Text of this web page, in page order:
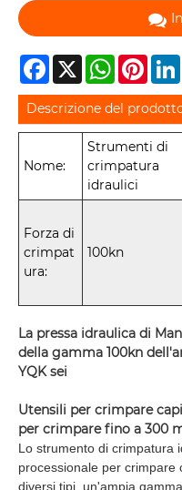
Facebook
X WhatsApp
Descrizione del
Nome:
Strumenti di
crimpatura
idraulici
Forza di
crimpat
ura:
100kn
La pressa idraulica di
della gamma 100kn
YQK sei
Utensili per crimpare
per crimpare fino a 300
Lo strumento di crimpatura
processionale per crimpare
diversi tipi, un'ampia